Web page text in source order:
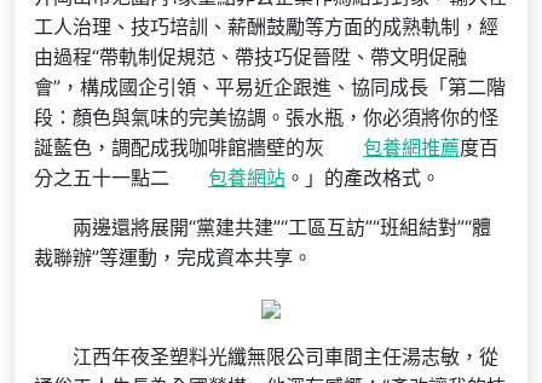
工人治理、技巧培訓、薪酬鼓勵等方面的成熟軌制，經
由過程“帶軌制促規范、帶技巧促晉陞、帶文明促融
會”，構成國企引領、平易近企跟進、協同成長「第二階
段：顏色與氣味的完美協調。張水瓶，你必須將你的怪
誕藍色，調配成我咖啡館牆壁的灰
包養網推薦度百
分之五十一點二
包養網站 。」的產改格式。
兩邊還將展開“黨建共建”“工區互訪”“班組結對”“體
裁聯辦”等運動，完成資本共享。
江西年夜圣塑料光纖無限公司車間主任湯志敏，從